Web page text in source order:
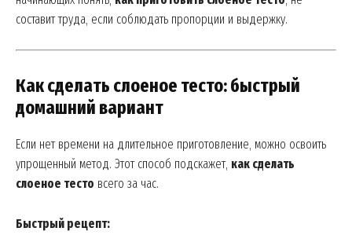
составит труда, если соблюдать пропорции и выдержку.
Как сделать слоеное тесто: быстрый
домашний вариант
Если нет времени на длительное приготовление, можно освоить
упрощенный метод. Этот способ подскажет, как сделать
слоеное тесто всего за час.
Быстрый рецепт: